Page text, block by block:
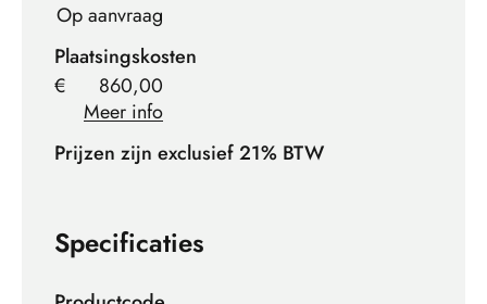
Op aanvraag
Plaatsingskosten
€
860,00
Meer info
Prijzen zijn exclusief 21% BTW
Specificaties